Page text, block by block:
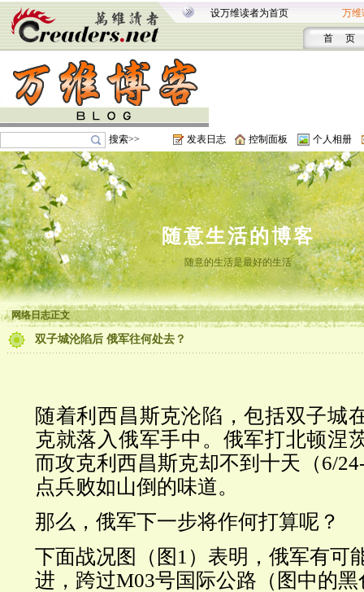
设万维读者为首页 万维
首 页
搜索>> 发表日志 控制面板 个人相册
随意生活的博客
随意的生活是最好的生活
网络日志正文
双子城沦陷后 俄军往何处去？
随着利西昌斯克沦陷，包括双子城
克就落入俄军手中。俄军打北顿涅
而攻克利西昌斯克却不到十天（6/
点兵败如山倒的味道。
那么，俄军下一步将作何打算呢？
下面战况图（图1）表明，俄军有可
进，跨过M03号国际公路（图中的